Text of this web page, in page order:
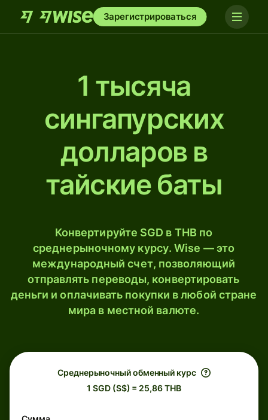
Зарегистрироваться
1 тысяча
сингапурских
долларов в
тайские баты
Конвертируйте SGD в THB по
среднерыночному курсу. Wise — это
международный счет, позволяющий
отправлять переводы, конвертировать
деньги и оплачивать покупки в любой стране
мира в местной валюте.
Среднерыночный обменный курс
1 SGD (S$) = 25,86 THB